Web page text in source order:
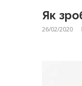
Як
26/02/2020